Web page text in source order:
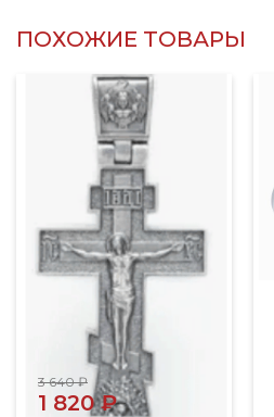
ПОХОЖИЕ ТОВАРЫ
3 640 ₽
1 820 ₽